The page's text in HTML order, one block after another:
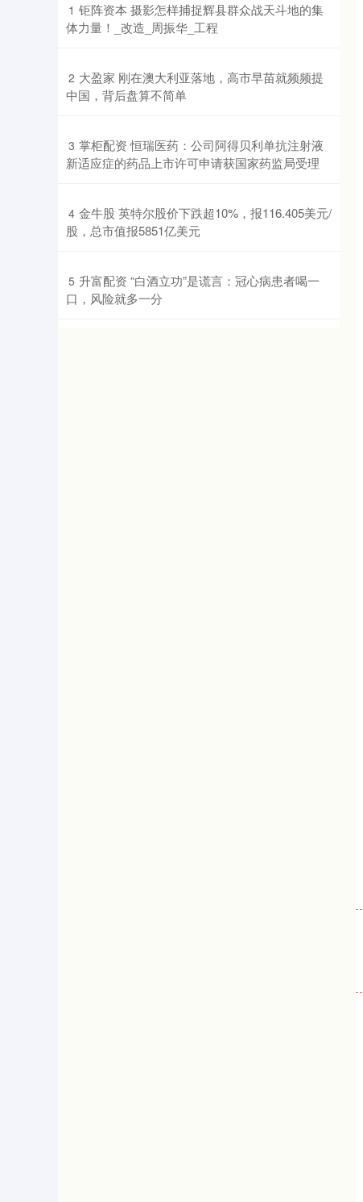
1 ​钜阵资本 摄影怎样捕捉辉县群众战天斗地的集
体力量！_改造_周振华_工程
2 ​大盈家 刚在澳大利亚落地，高市早苗就频频提
中国，背后盘算不简单
3 ​掌柜配资 恒瑞医药：公司阿得贝利单抗注射液
新适应症的药品上市许可申请获国家药监局受理
4 ​金牛股 英特尔股价下跌超10%，报116.405美元/
股，总市值报5851亿美元
5 ​升富配资 “白酒立功”是谎言：冠心病患者喝一
口，风险就多一分